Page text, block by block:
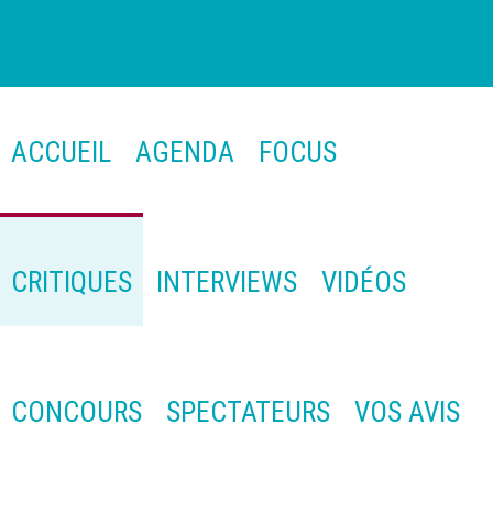
ACCUEIL AGENDA FOCUS
CRITIQUES INTERVIEWS VIDÉOS
CONCOURS SPECTATEURS VOS AVIS